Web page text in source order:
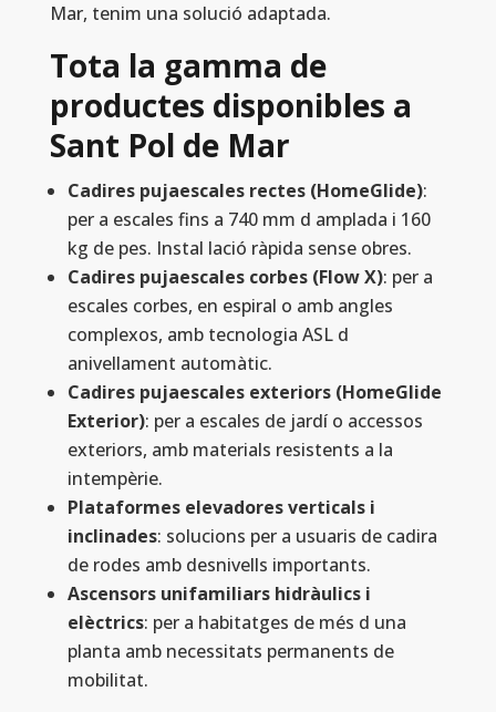
Mar, tenim una solució adaptada.
Tota la gamma de
productes disponibles a
Sant Pol de Mar
Cadires pujaescales rectes (HomeGlide):
per a escales fins a 740 mm d amplada i 160
kg de pes. Instal lació ràpida sense obres.
Cadires pujaescales corbes (Flow X): per a
escales corbes, en espiral o amb angles
complexos, amb tecnologia ASL d
anivellament automàtic.
Cadires pujaescales exteriors (HomeGlide
Exterior): per a escales de jardí o accessos
exteriors, amb materials resistents a la
intempèrie.
Plataformes elevadores verticals i
inclinades: solucions per a usuaris de cadira
de rodes amb desnivells importants.
Ascensors unifamiliars hidràulics i
elèctrics: per a habitatges de més d una
planta amb necessitats permanents de
mobilitat.